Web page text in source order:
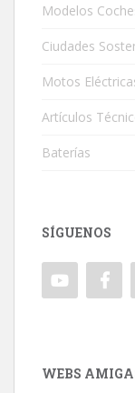
Modelos
Ciudades
Motos
Artículos
Baterías
SÍGUENOS
WEBS